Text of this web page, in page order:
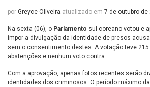
por Greyce Oliveira atualizado em 7 de outubro de
Na sexta (06), o Parlamento sul-coreano votou e
impor a divulgação da identidade de presos
sem o consentimento destes. A votação teve 215
abstenções e nenhum voto contra.
Com a aprovação, apenas fotos recentes serão
identidades dos criminosos. O período máximo